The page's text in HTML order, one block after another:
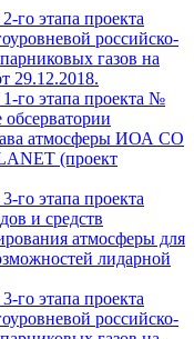
го этапа проекта
российско-
газов на
29.12.2018.
го этапа проекта №
атмосферы ИОА СО
(проект
го этапа проекта
и средств
атмосферы для
лидарной
го этапа проекта
российско-